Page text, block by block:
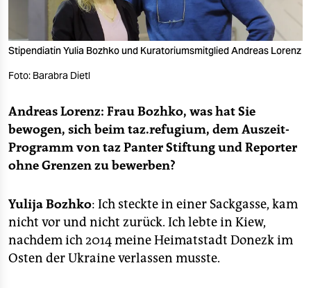
veranstaltungen
shop
fragen & hilfe
unterstützen
abo
genossenschaft
Stipendiatin Yulia Bozhko und Kuratoriumsmitglied Andreas Lorenz
Foto: Barabra Dietl
Andreas Lorenz: Frau Bozhko, was hat Sie
bewogen, sich beim taz.refugium, dem Auszeit-
Programm von taz Panter Stiftung und Reporter
ohne Grenzen zu bewerben?
Yulija Bozhko: Ich steckte in einer Sackgasse, kam
nicht vor und nicht zurück. Ich lebte in Kiew,
nachdem ich 2014 meine Heimatstadt Donezk im
Osten der Ukraine verlassen musste.